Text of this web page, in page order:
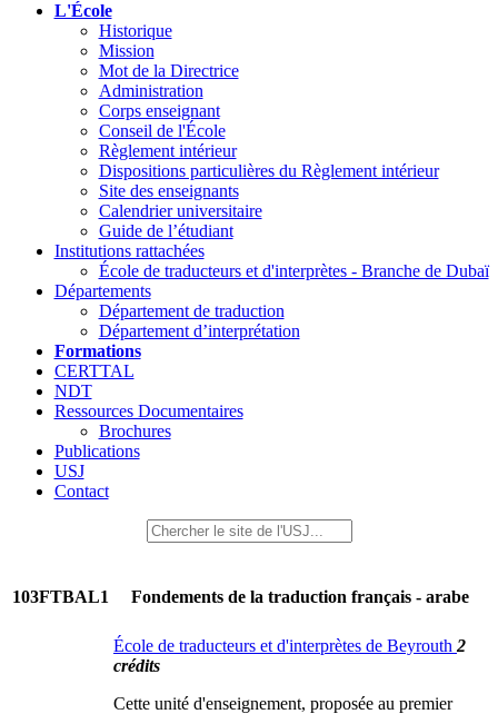
L'École
Historique
Mission
Mot de la Directrice
Administration
Corps enseignant
Conseil de l'École
Règlement intérieur
Dispositions particulières du Règlement intérieur
Site des enseignants
Calendrier universitaire
Guide de l’étudiant
Institutions rattachées
École de traducteurs et d'interprètes - Branche de Dubaï
Départements
Département de traduction
Département d’interprétation
Formations
CERTTAL
NDT
Ressources Documentaires
Brochures
Publications
USJ
Contact
103FTBAL1 Fondements de la traduction français - arabe
École de traducteurs et d'interprètes de Beyrouth 2
crédits
Cette unité d'enseignement, proposée au premier